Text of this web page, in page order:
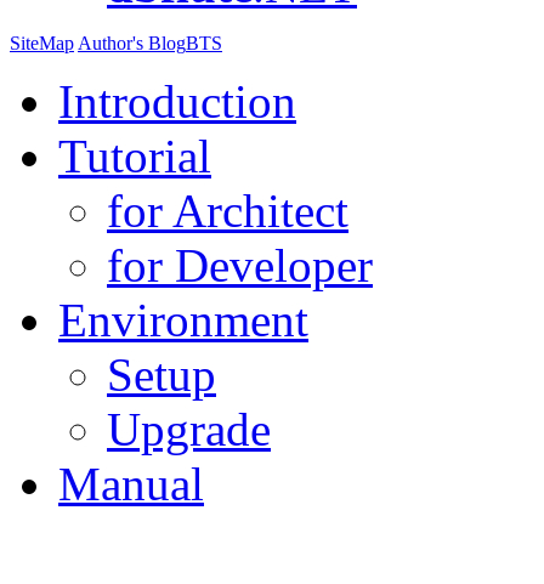
SiteMap Author's BlogBTS
Introduction
Tutorial
for Architect
for Developer
Environment
Setup
Upgrade
Manual